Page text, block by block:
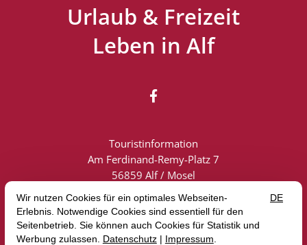
Urlaub & Freizeit
Leben in Alf

Touristinformation
Am Ferdinand-Remy-Platz 7
56859 Alf / Mosel
Touristik: +49 (0) 6542 2419
info@alf-mosel.de
Vertrag widerrufenImpressumDatenschutz